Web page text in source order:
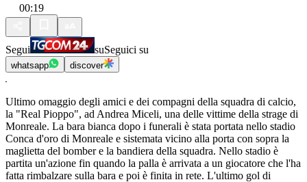
00:19
Segui suSeguici su
whatsapp discover
Ultimo omaggio degli amici e dei compagni della squadra di calcio,
la "Real Pioppo", ad Andrea Miceli, una delle vittime della strage di
Monreale. La bara bianca dopo i funerali è stata portata nello stadio
Conca d'oro di Monreale e sistemata vicino alla porta con sopra la
maglietta del bomber e la bandiera della squadra. Nello stadio è
partita un'azione fin quando la palla è arrivata a un giocatore che l'ha
fatta rimbalzare sulla bara e poi è finita in rete. L'ultimo gol di